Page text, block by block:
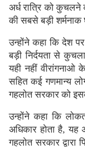
अर्ध रात्रि को
की सबसे बड़ी शर्मनाक
उन्होंने कहा कि देश
बड़ी निर्दयता से
यही नहीं वीरांगनाओ
सहित कई गणमान्य
गहलोत सरकार को
उन्होंने कहा कि
अधिकार होता है, यह
गहलोत सरकार